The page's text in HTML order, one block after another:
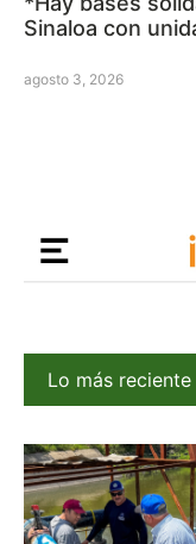
Sinaloa con
agosto 3, 2026
Lo más reciente